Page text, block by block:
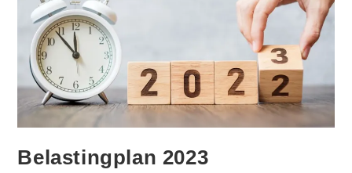
Belastingplan 2023